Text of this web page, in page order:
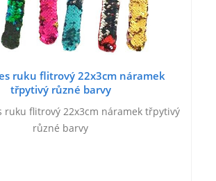
ruku flitrový 22x3cm náramek
třpytivý různé barvy
ruku flitrový 22x3cm náramek třpytivý
různé barvy